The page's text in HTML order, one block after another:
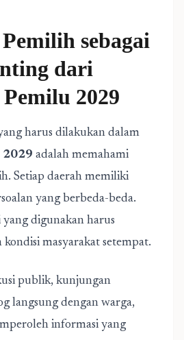
sebagai
dari
2029
harus dilakukan dalam
2029 adalah memahami
Setiap daerah memiliki
yang berbeda-beda.
digunakan harus
kondisi masyarakat setempat.
publik, kunjungan
langsung dengan warga,
informasi yang